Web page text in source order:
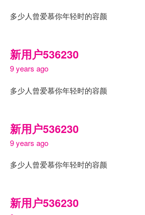
多少人曾爱慕你年轻时的容颜
新用户536230
9 years ago
多少人曾爱慕你年轻时的容颜
新用户536230
9 years ago
多少人曾爱慕你年轻时的容颜
新用户536230